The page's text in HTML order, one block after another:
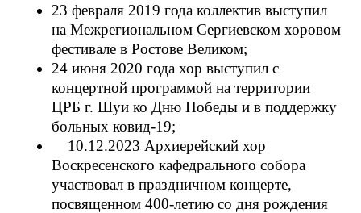
23 февраля 2019 года коллектив выступил
на Межрегиональном Сергиевском хоровом
фестивале в Ростове Великом;
24 июня 2020 года хор выступил с
концертной программой на территории
ЦРБ г. Шуи ко Дню Победы и в поддержку
больных ковид-19;
10.12.2023 Архиерейский хор
Воскресенского кафедрального собора
участвовал в праздничном концерте,
посвященном 400-летию со дня рождения